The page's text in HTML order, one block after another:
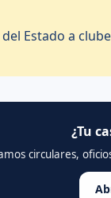
Estado a
¿Tu
circulares,